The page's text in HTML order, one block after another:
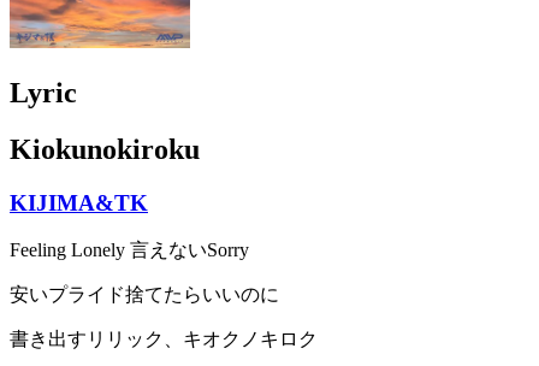
Lyric
Kiokunokiroku
KIJIMA&TK
Feeling Lonely 言えないSorry
安いプライド捨てたらいいのに
書き出すリリック、キオクノキロク